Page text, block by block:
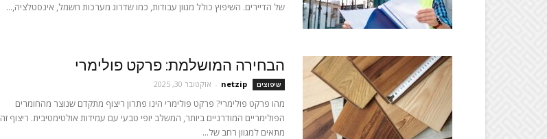
של הדיירים. השיפוץ כולל מגוון עבודות, כמו שדרוג מערכות חשמל, אינסטלציה,...
הבחירה המושלמת: פרקט פולימרי
שיפוצים netzip
- אוקטובר 30, 2025
מהו פרקט פולימרי? פרקט פולימרי הינו פתרון ריצוף מתקדם שנוצר מהחומרים
הפולימריים המודרניים ביותר, המשלב יופי טבעי עם עמידות אולטימטיבית. ריצוף זה
מתאים למגוון רחב של...